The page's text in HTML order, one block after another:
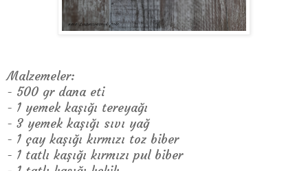
Malzemeler:
- 500 gr dana eti
- 1 yemek kaşığı tereyağı
- 3 yemek kaşığı sıvı yağ
- 1 çay kaşığı kırmızı toz biber
- 1 tatlı kaşığı kırmızı pul biber